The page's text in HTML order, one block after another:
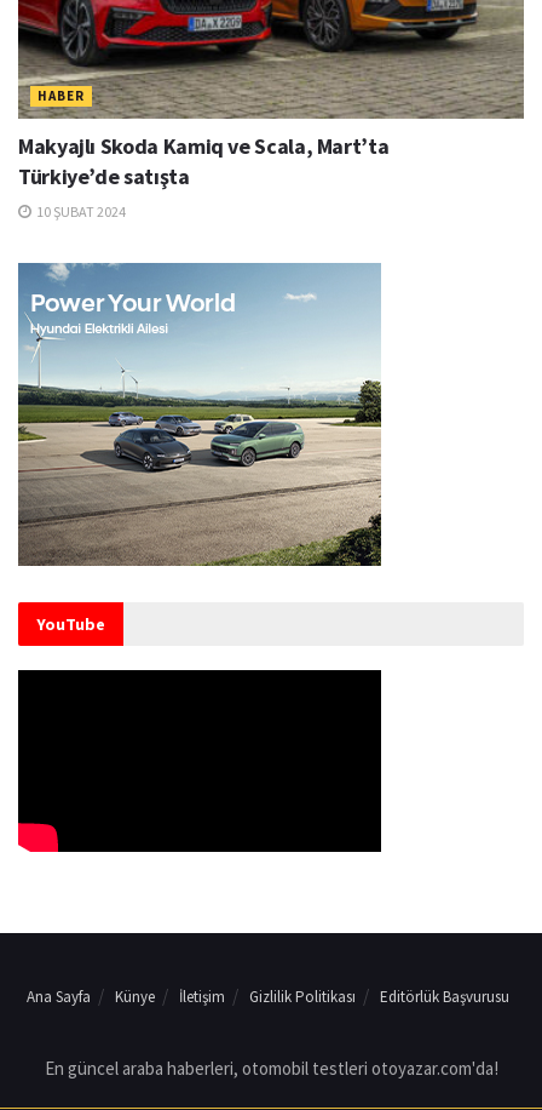
HABER
Makyajlı Skoda Kamiq ve Scala, Mart’ta
Türkiye’de satışta
10 ŞUBAT 2024
YouTube
Ana Sayfa Künye İletişim Gizlilik Politikası Editörlük Başvurusu
En güncel araba haberleri, otomobil testleri otoyazar.com'da!